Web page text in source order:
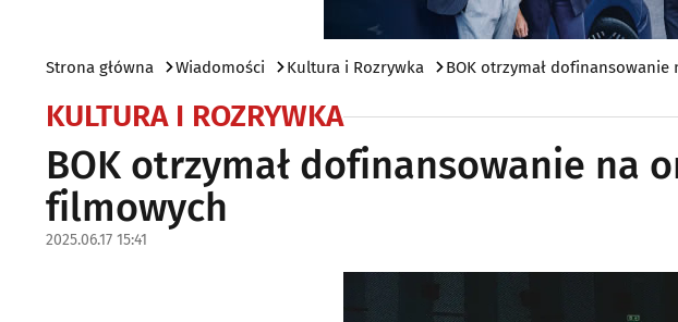
Strona główna Wiadomości Kultura i Rozrywka BOK otrzymał
KULTURA I ROZRYWKA
BOK otrzymał dofinansowanie na
filmowych
2025.06.17 15:41